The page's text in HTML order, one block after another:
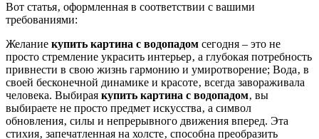
Вот статья‚ оформленная в соответствии с вашими
требованиями:
Желание купить картина с водопадом сегодня – это не
просто стремление украсить интерьер‚ а глубокая потребность
привнести в свою жизнь гармонию и умиротворение; Вода‚ в
своей бесконечной динамике и красоте‚ всегда завораживала
человека. Выбирая купить картина с водопадом‚ вы
выбираете не просто предмет искусства‚ а символ
обновления‚ силы и непрерывного движения вперед. Эта
стихия‚ запечатленная на холсте‚ способна преобразить